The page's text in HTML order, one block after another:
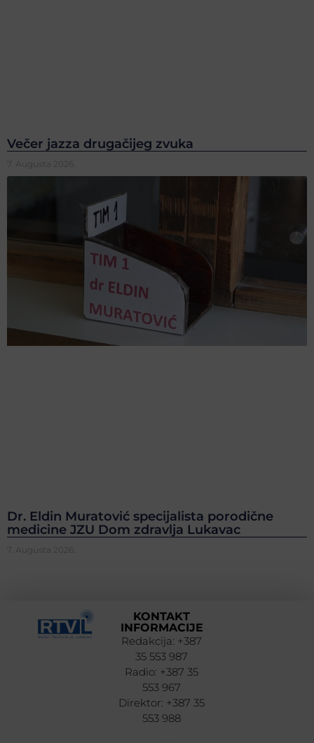
Večer jazza drugačijeg zvuka
7. Augusta 2026.
Dr. Eldin Muratović specijalista porodične
medicine JZU Dom zdravlja Lukavac
7. Augusta 2026.
KONTAKT
INFORMACIJE
Redakcija: +387
35 553 987
Radio: +387 35
553 967
Direktor: +387 35
553 988